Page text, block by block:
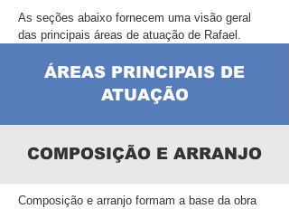
As seções abaixo fornecem uma visão geral
das principais áreas de atuação de Rafael.
ÁREAS PRINCIPAIS DE
ATUAÇÃO
COMPOSIÇÃO E ARRANJO
Composição e arranjo formam a base da obra